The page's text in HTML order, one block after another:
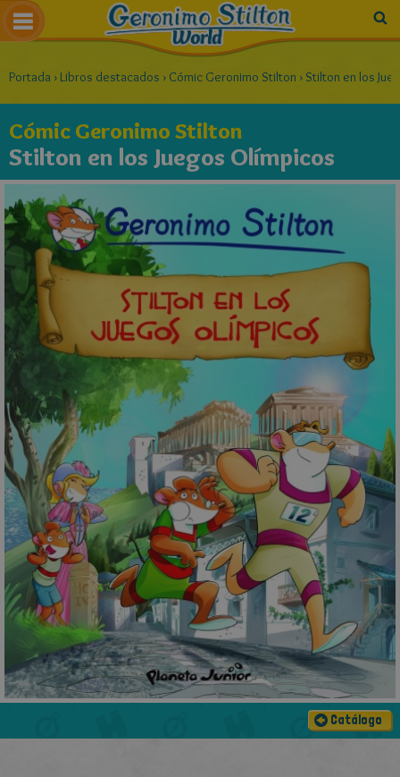
Portada › Libros destacados › Cómic Geronimo Stilton › Stilton en los
Cómic Geronimo Stilton
Stilton en los Juegos Olímpicos
Catálogo